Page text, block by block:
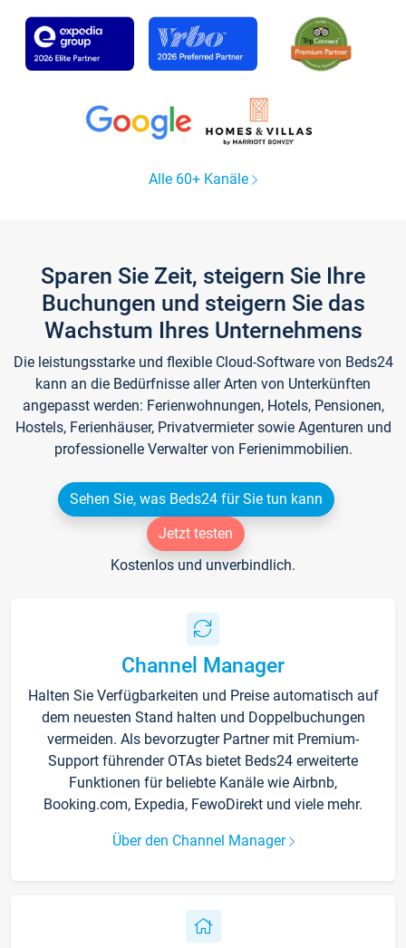
Alle 60+ Kanäle
Sparen Sie Zeit, steigern Sie Ihre
Buchungen und steigern Sie das
Wachstum Ihres Unternehmens
Die leistungsstarke und flexible Cloud-Software von Beds24
kann an die Bedürfnisse aller Arten von Unterkünften
angepasst werden: Ferienwohnungen, Hotels, Pensionen,
Hostels, Ferienhäuser, Privatvermieter sowie Agenturen und
professionelle Verwalter von Ferienimmobilien.
Sehen Sie, was Beds24 für Sie tun kann
Jetzt testen
Kostenlos und unverbindlich.
Channel Manager
Halten Sie Verfügbarkeiten und Preise automatisch auf
dem neuesten Stand halten und Doppelbuchungen
vermeiden. Als bevorzugter Partner mit Premium-
Support führender OTAs bietet Beds24 erweiterte
Funktionen für beliebte Kanäle wie Airbnb,
Booking.com, Expedia, FewoDirekt und viele mehr.
Über den Channel Manager